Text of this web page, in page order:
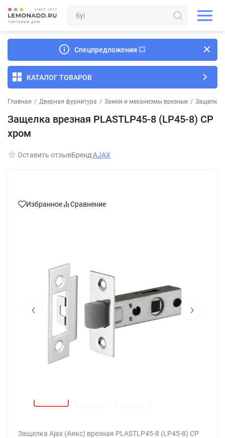
Спецпредложения 💥
КАТАЛОГ ТОВАРОВ
Главная / Дверная фурнитура / Замки и механизмы врезные / Защелки
Защелка врезная PLASTLP45-8 (LP45-8) CP
хром
Оставить отзывБренд:AJAX
Избранное Сравнение
‹ ›
Защелка Ajax (Аякс) врезная PLASTLP45-8 (LP45-8) CP